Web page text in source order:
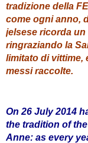
tradizione della
come ogni anno,
jelsese ricorda
ringraziando la
limitato di vittime,
messi raccolte.
On 26 July 2014
the tradition of
Anne: as every